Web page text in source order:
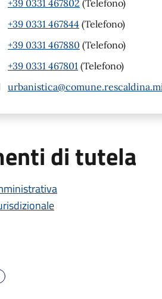
+39 0331 467802 (Telefono)
+39 0331 467844 (Telefono)
+39 0331 467880 (Telefono)
+39 0331 467801 (Telefono)
di tutela